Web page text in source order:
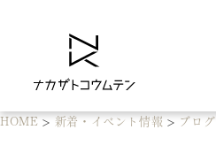
HOME > 新着・イベント情報 > ブログ